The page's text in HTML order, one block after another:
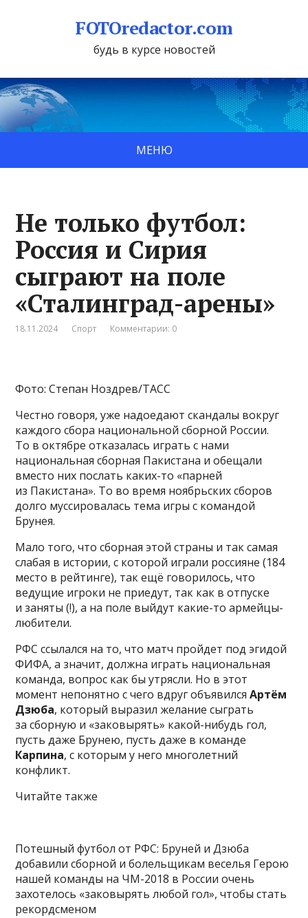
FOTOredactor.com
будь в курсе новостей
МЕНЮ
Не только футбол:
Россия и Сирия
сыграют на поле
«Сталинград-арены»
18.11.2024 Спорт Комментарии: 0
Фото: Степан Ноздрев/ТАСС
Честно говоря, уже надоедают скандалы вокруг
каждого сбора национальной сборной России.
То в октябре отказалась играть с нами
национальная сборная Пакистана и обещали
вместо них послать каких-то «парней
из Пакистана». То во время ноябрьских сборов
долго муссировалась тема игры с командой
Брунея.
Мало того, что сборная этой страны и так самая
слабая в истории, с которой играли россияне (184
место в рейтинге), так ещё говорилось, что
ведущие игроки не приедут, так как в отпуске
и заняты (!), а на поле выйдут какие-то армейцы-
любители.
РФС ссылался на то, что матч пройдет под эгидой
ФИФА, а значит, должна играть национальная
команда, вопрос как бы утрясли. Но в этот
момент непонятно с чего вдруг объявилсяАртём
Дзюба, который выразил желание сыграть
за сборную и «заковырять» какой-нибудь гол,
пусть даже Брунею, пусть даже в команде
Карпина, с которым у него многолетний
конфликт.
Читайте также
Потешный футбол от РФС: Бруней и Дзюба
добавили сборной и болельщикам веселья Герою
нашей команды на ЧМ-2018 в России очень
захотелось «заковырять любой гол», чтобы стать
рекордсменом